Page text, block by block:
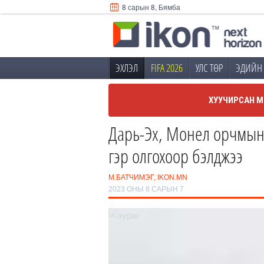
8 сарын 8, Бямба
ЭХЛЭЛ FIFA 2026 УЛС ТӨР ЭДИЙН
ХУУЧИРСАН
Дарь-Эх, Монел орчмын
гэр олгохоор бэлджээ
М.БАТЧИМЭГ, IKON.MN
2023 ОНЫ 8 САРЫН 7